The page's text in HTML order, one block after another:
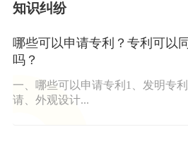
知识纠纷
哪些可以申请专利？专利可以
吗？
一、哪些可以申请专利1、发明专
请、外观设计...